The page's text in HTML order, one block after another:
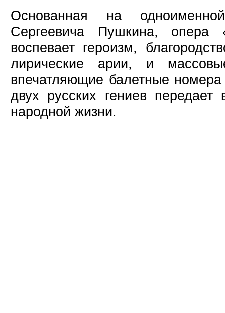
Основанная на
Сергеевича Пушкина,
воспевает героизм,
лирические арии, и
впечатляющие балетные
двух русских гениев
народной жизни.